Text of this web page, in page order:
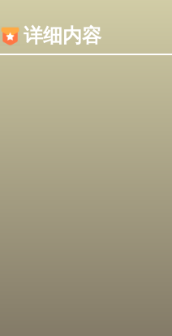
详细内容